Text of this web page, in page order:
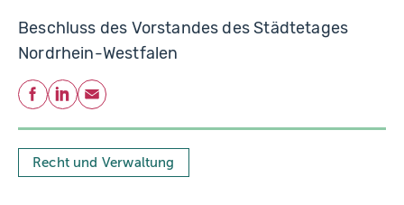
Beschluss des Vorstandes des Städtetages
Nordrhein-Westfalen
Teilen
Facebook
LinkedIn
E-Mail
Recht und Verwaltung